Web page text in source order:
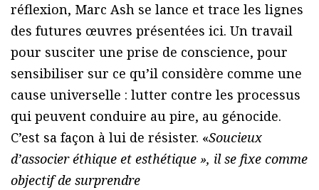
réflexion, Marc Ash se lance et trace les lignes
des futures œuvres présentées ici. Un travail
pour susciter une prise de conscience, pour
sensibiliser sur ce qu’il considère comme une
cause universelle : lutter contre les processus
qui peuvent conduire au pire, au génocide.
C’est sa façon à lui de résister. «Soucieux
d’associer éthique et esthétique », il se fixe comme
objectif de surprendre